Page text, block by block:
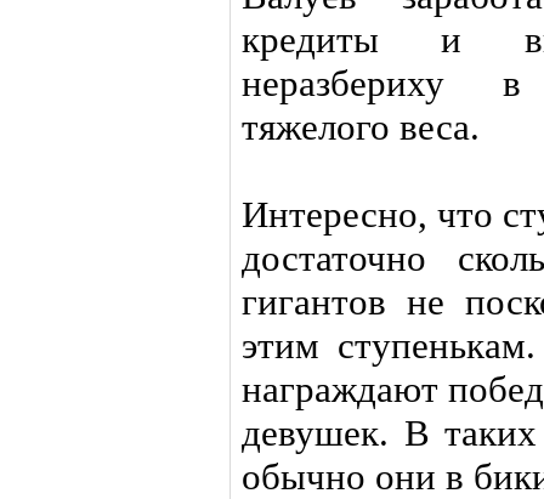
кредиты и
неразбериху
тяжелого веса.
Интересно, что
достаточно
гигантов не
этим
награждают
девушек. В
обычно они в